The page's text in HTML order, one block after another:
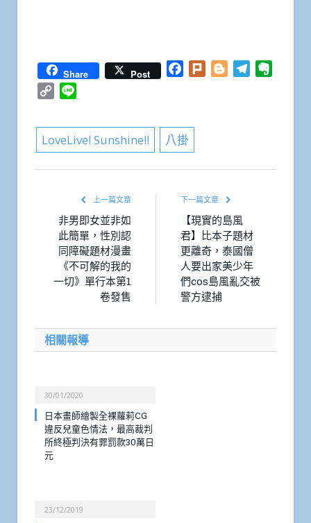
Share Post Facebook
Plurk BloggerTelegram
Copy
LoveLive! Sunshine!! 八掛
上一篇文章
非男即女並非如
此簡單，性別認
同障礙題材漫畫
《不可解的我的
一切》單行本第1
卷發售
下一篇文章
【現實的島風
君】比本子題材
更離奇，泰國僧
人要出家美少年
們cos島風亂交被
警方逮捕
相關報導
30/01/2020
日本畫師繪製全裸蘿莉CG
違反兒童色情法，最高裁判
所終極判決有罪罰款30萬日
元
23/12/2019